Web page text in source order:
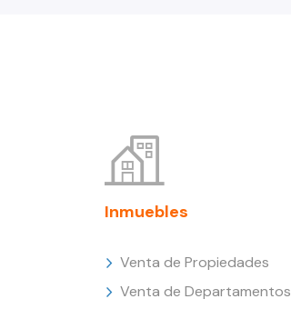
Inmuebles
Venta de Propiedades
Venta de Departamentos